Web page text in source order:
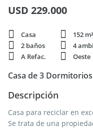
USD 229.000
Casa
2 baños
4
A Refac.
Oeste
Casa de 3
Descripción
Casa para reciclar en
Se trata de una